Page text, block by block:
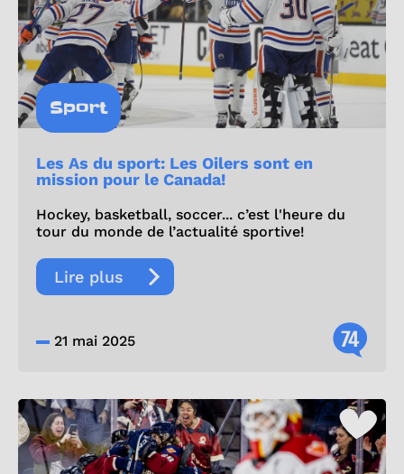
Sport
Les As du sport: Les Oilers sont en
mission pour le Canada!
Hockey, basketball, soccer... c’est l'heure du
tour du monde de l’actualité sportive!
Lire plus
21 mai 2025 74